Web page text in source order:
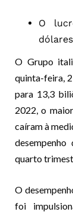
O
O Grupo
quinta-feira,
para 13,3
2022, o
caíram à
quarto
O
foi